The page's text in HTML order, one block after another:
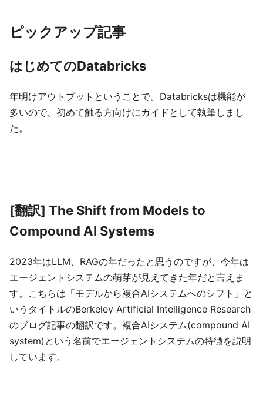
ピックアップ記事
はじめてのDatabricks
年明けアウトプットということで。Databricksは機能が
多いので、初めて触る方向けにガイドとして執筆しまし
た。
[翻訳] The Shift from Models to
Compound AI Systems
2023年はLLM、RAGの年だったと思うのですが、今年は
エージェントシステムの萌芽が見えてきた年だと言えま
す。こちらは「モデルから複合AIシステムへのシフト」と
いうタイトルのBerkeley Artificial Intelligence Research
のブログ記事の翻訳です。複合AIシステム(compound AI
system)という名前でエージェントシステムの特徴を説明
しています。